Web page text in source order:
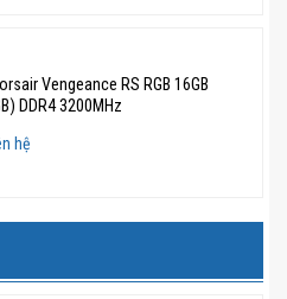
Vengeance RS RGB 16GB
DDR4 3200MHz
hệ